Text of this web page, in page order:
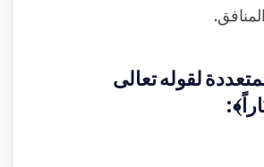
لقوله تعالى